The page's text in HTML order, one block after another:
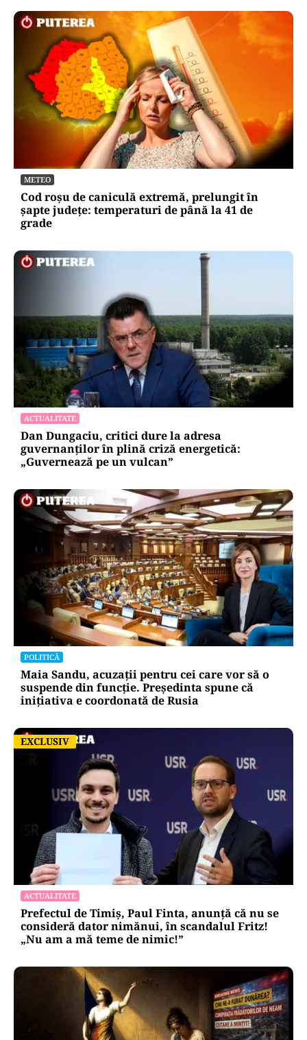
METEO
Cod roșu de caniculă extremă, prelungit în
șapte județe: temperaturi de până la 41 de
grade
ACTUALITATE
Dan Dungaciu, critici dure la adresa
guvernanților în plină criză energetică:
„Guvernează pe un vulcan”
POLITICĂ
Maia Sandu, acuzații pentru cei care vor să o
suspende din funcție. Președinta spune că
inițiativa e coordonată de Rusia
EXCLUSIV
EXCLUSIV
ACTUALITATE
Prefectul de Timiș, Paul Finta, anunță că nu se
consideră dator nimănui, în scandalul Fritz!
„Nu am a mă teme de nimic!”